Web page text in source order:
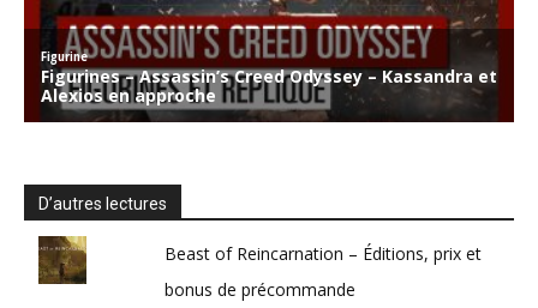
D’autres lectures
Beast of Reincarnation – Éditions, prix et
bonus de précommande